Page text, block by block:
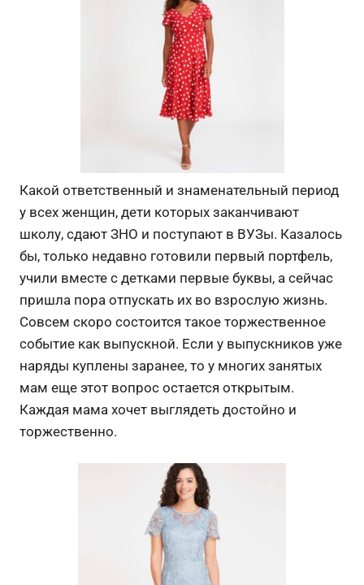
Какой ответственный и знаменательный период
у всех женщин, дети которых заканчивают
школу, сдают ЗНО и поступают в ВУЗы. Казалось
бы, только недавно готовили первый портфель,
учили вместе с детками первые буквы, а сейчас
пришла пора отпускать их во взрослую жизнь.
Совсем скоро состоится такое торжественное
событие как выпускной. Если у выпускников уже
наряды куплены заранее, то у многих занятых
мам еще этот вопрос остается открытым.
Каждая мама хочет выглядеть достойно и
торжественно.